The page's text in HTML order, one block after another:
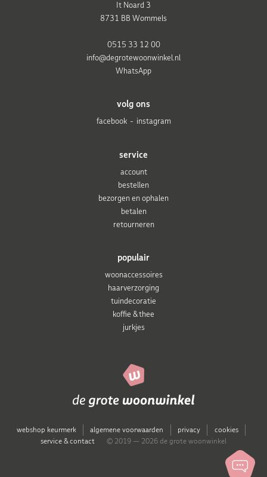
populair
woonaccessoires
haarverzorging
tuindecoratie
koffie & thee
jurkjes
service
account
bestellen
bezorgen en ophalen
betalen
retourneren
volg ons
facebook
instagram
It Noard 3
8731 BB Wommels
0515 33 12 00
info@degrotewoonwinkel.nl
WhatsApp
webshop keurmerk algemene voorwaarden privacy
cookies
service & contact
© 2019 — 2026 de grote woonwinkel